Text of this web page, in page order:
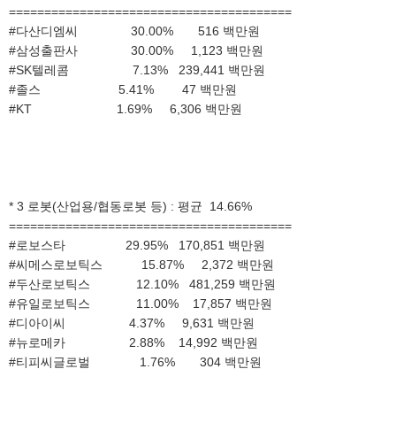
========================================
#다산디엠씨 30.00% 516 백만원
#삼성출판사 30.00% 1,123 백만원
#SK텔레콤 7.13% 239,441 백만원
#졸스 5.41% 47 백만원
#KT 1.69% 6,306 백만원
* 3 로봇(산업용/협동로봇 등) : 평균 14.66%
========================================
#로보스타 29.95% 170,851 백만원
#씨메스로보틱스 15.87% 2,372 백만원
#두산로보틱스 12.10% 481,259 백만원
#유일로보틱스 11.00% 17,857 백만원
#디아이씨 4.37% 9,631 백만원
#뉴로메카 2.88% 14,992 백만원
#티피씨글로벌 1.76% 304 백만원